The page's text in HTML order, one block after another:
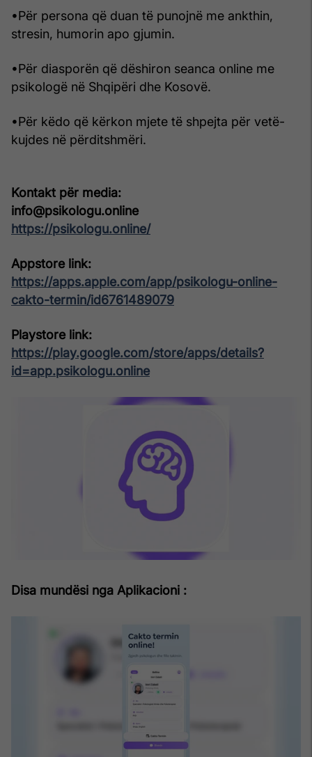
•Për persona që duan të punojnë me ankthin,
stresin, humorin apo gjumin.
•Për diasporën që dëshiron seanca online me
psikologë në Shqipëri dhe Kosovë.
•Për këdo që kërkon mjete të shpejta për vetë-
kujdes në përditshmëri.
Kontakt për media:
info@psikologu.online
https://psikologu.online/
Appstore link:
https://apps.apple.com/app/psikologu-online-
cakto-termin/id6761489079
Playstore link:
https://play.google.com/store/apps/details?
id=app.psikologu.online
Disa mundësi nga Aplikacioni :